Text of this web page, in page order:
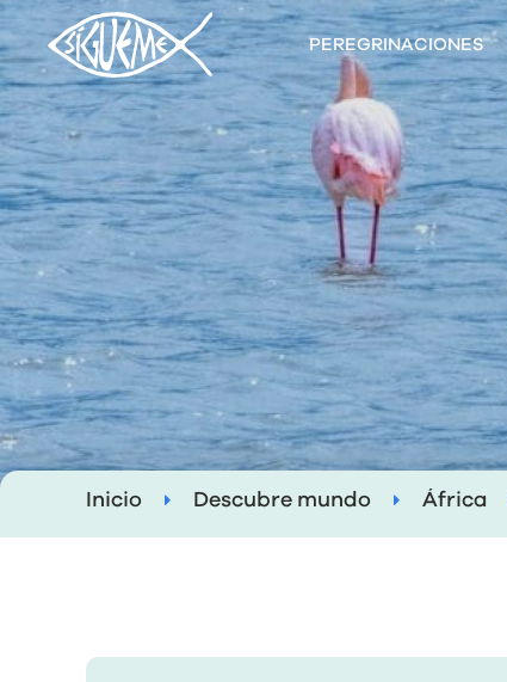
PEREGRINACIONES
Inicio Descubre mundo África